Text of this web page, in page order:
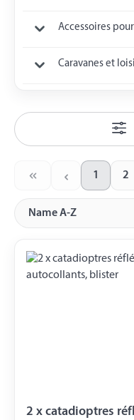
Accessoires
Caravanes et
Page
1 2
2 x catadioptres